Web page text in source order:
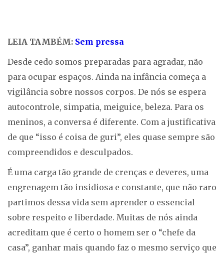
LEIA TAMBÉM: Sem pressa
Desde cedo somos preparadas para agradar, não
para ocupar espaços. Ainda na infância começa a
vigilância sobre nossos corpos. De nós se espera
autocontrole, simpatia, meiguice, beleza. Para os
meninos, a conversa é diferente. Com a justificativa
de que “isso é coisa de guri”, eles quase sempre são
compreendidos e desculpados.
É uma carga tão grande de crenças e deveres, uma
engrenagem tão insidiosa e constante, que não raro
partimos dessa vida sem aprender o essencial
sobre respeito e liberdade. Muitas de nós ainda
acreditam que é certo o homem ser o “chefe da
casa”, ganhar mais quando faz o mesmo serviço que